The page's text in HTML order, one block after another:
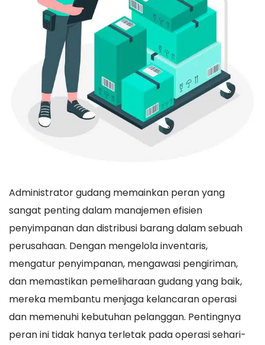
Administrator gudang memainkan peran yang
sangat penting dalam manajemen efisien
penyimpanan dan distribusi barang dalam sebuah
perusahaan. Dengan mengelola inventaris,
mengatur penyimpanan, mengawasi pengiriman,
dan memastikan pemeliharaan gudang yang baik,
mereka membantu menjaga kelancaran operasi
dan memenuhi kebutuhan pelanggan. Pentingnya
peran ini tidak hanya terletak pada operasi sehari-